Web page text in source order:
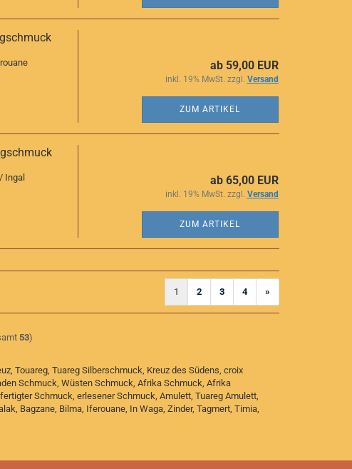
ab 59,00 EUR
inkl. 19% MwSt. zzgl. Versand
ZUM ARTIKEL
Ingal ab 65,00 EUR
inkl. 19% MwSt. zzgl. Versand
ZUM ARTIKEL
1 2 3 4 »
53)
Touareg, Tuareg Silberschmuck, Kreuz des Südens, croix
Schmuck, Wüsten Schmuck, Afrika Schmuck, Afrika
Schmuck, erlesener Schmuck, Amulett, Tuareg Amulett,
Bagzane, Bilma, Iferouane, In Waga, Zinder, Tagmert, Timia,